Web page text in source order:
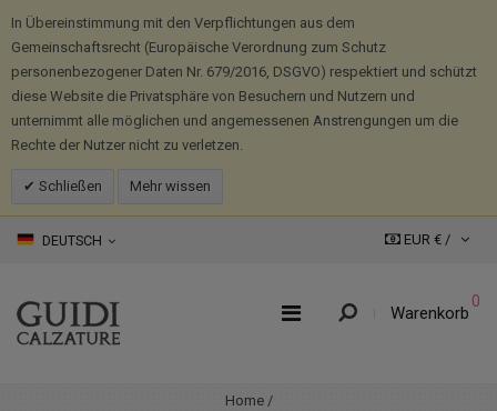
In Übereinstimmung mit den Verpflichtungen aus dem
Gemeinschaftsrecht (Europäische Verordnung zum Schutz
personenbezogener Daten Nr. 679/2016, DSGVO) respektiert und schützt
diese Website die Privatsphäre von Besuchern und Nutzern und
unternimmt alle möglichen und angemessenen Anstrengungen um die
Rechte der Nutzer nicht zu verletzen.
Schließen Mehr wissen
DEUTSCH EUR € /
Warenkorb
0
Home /